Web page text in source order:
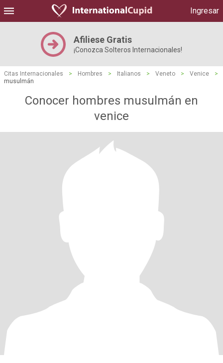
Ingresar
Afiliese Gratis
¡Conozca Solteros Internacionales!
Citas Internacionales > Hombres > Italianos > Veneto > Venice
>
musulmán
Conocer hombres musulmán en
venice